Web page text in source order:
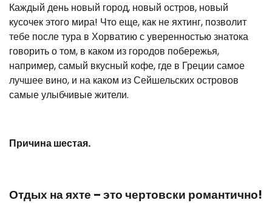
Каждый день новый город, новый остров, новый
кусочек этого мира! Что еще, как не яхтинг, позволит
тебе после тура в Хорватию с уверенностью знатока
говорить о том, в каком из городов побережья,
например, самый вкусный кофе, где в Греции самое
лучшее вино, и на каком из Сейшельских островов
самые улыбчивые жители.
Причина шестая.
Отдых на яхте – это чертовски романтично!